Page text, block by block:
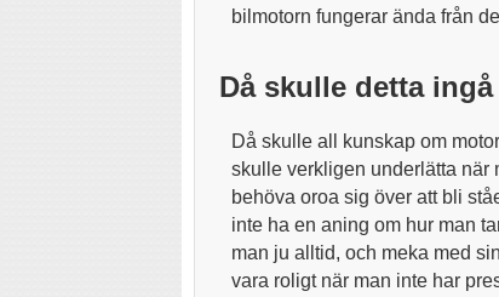
bilmotorn fungerar ända från
Då skulle detta
Då skulle all kunskap om
skulle verkligen underlätta när
behöva oroa sig över att bli
inte ha en aning om hur man
man ju alltid, och meka med
vara roligt när man inte har